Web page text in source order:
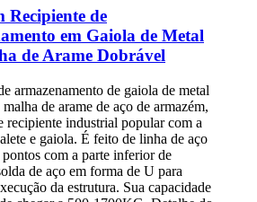
Recipiente de
em Gaiola de Metal
de Arame Dobrável
armazenamento de gaiola de metal
de arame de aço de armazém,
recipiente industrial popular com a
e gaiola. É feito de linha de aço
com a parte inferior de
de aço em forma de U para
da estrutura. Sua capacidade